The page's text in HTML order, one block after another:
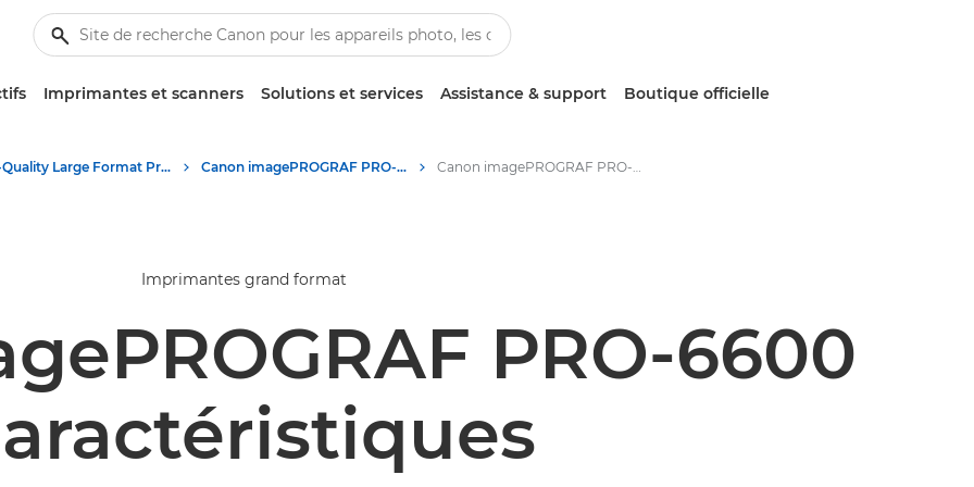
Imprimantes et scanners Solutions et services Assistance & support Boutique officielle
High-Quality Large Format Printers for CAD/GIS and Stunning Graphics Canon imagePROGRAF PRO-6600 : impression grand format de précision Canon imagePROGRAF PRO-6600 : impression grand format de précision - Caractéristiques techniques
Imprimantes grand format
PRO-6600